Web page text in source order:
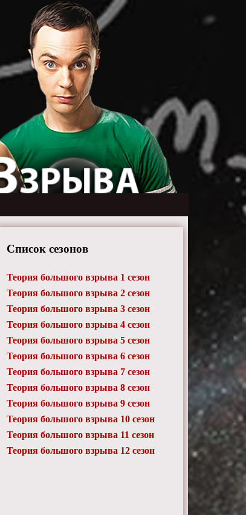
Список сезонов
Теория большого взрыва 1 сезон
Теория большого взрыва 2 сезон
Теория большого взрыва 3 сезон
Теория большого взрыва 4 сезон
Теория большого взрыва 5 сезон
Теория большого взрыва 6 сезон
Теория большого взрыва 7 сезон
Теория большого взрыва 8 сезон
Теория большого взрыва 9 сезон
Теория большого взрыва 10 сезон
Теория большого взрыва 11 сезон
Теория большого взрыва 12 сезон